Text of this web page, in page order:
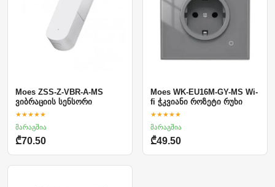
Moes ZSS-Z-VBR-A-MS
ვიბრაციის სენსორი
★★★★★
მარაგშია
₾70.50
Moes WK-EU16M-GY-MS Wi-
fi ჭკვიანი როზეტი რუხი
★★★★★
მარაგშია
₾49.50